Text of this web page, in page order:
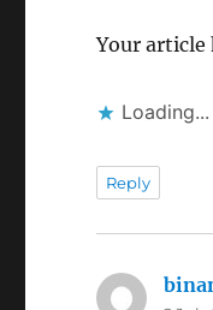
Your article
Loading...
Reply